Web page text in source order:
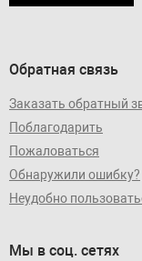
Обратная связь
Заказать обратный
Поблагодарить
Пожаловаться
Обнаружили ошибку?
Неудобно
Мы в соц. сетях